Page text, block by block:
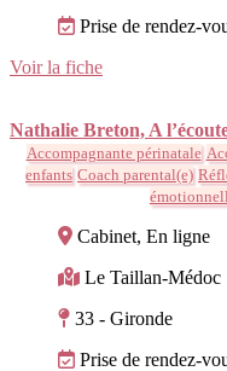
Prise de rendez-
Voir la fiche
Nathalie Breton, A
Accompagnante périnatale
enfants Coach parental(e)
Cabinet, En ligne
Le Taillan-Médoc
33 - Gironde
Prise de rendez-